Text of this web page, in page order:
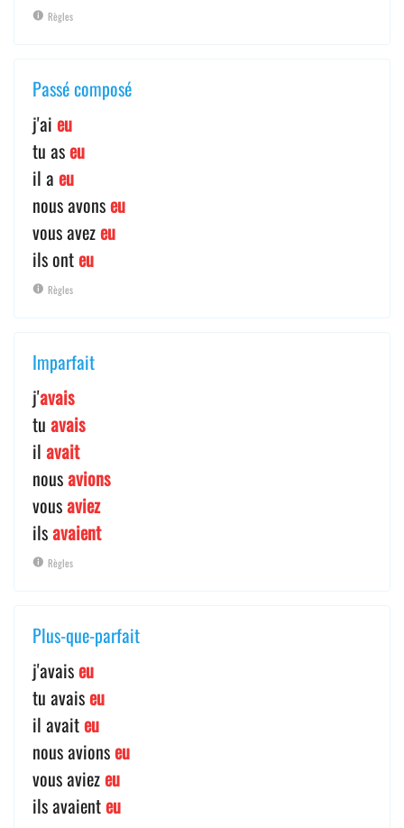
Règles
Passé composé
j'ai eu
tu aseu
il a eu
nous avonseu
vous avezeu
ils onteu
Règles
Imparfait
j'avais
tu avais
il avait
nous avions
vous aviez
ils avaient
Règles
Plus-que-parfait
j'avaiseu
tu avaiseu
il avaiteu
nous avionseu
vous aviezeu
ils avaienteu